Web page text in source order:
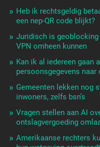
Heb ik rechtsgeldig
een nep-QR code blijkt?
Juridisch is
VPN omheen kunnen
Kan ik al iedereen gaan
persoonsgegevens naar
Gemeenten lekken nog
inwoners, zelfs bsn’s
Vragen stellen aan AI
ontslagvergoeding
Amerikaanse rechters